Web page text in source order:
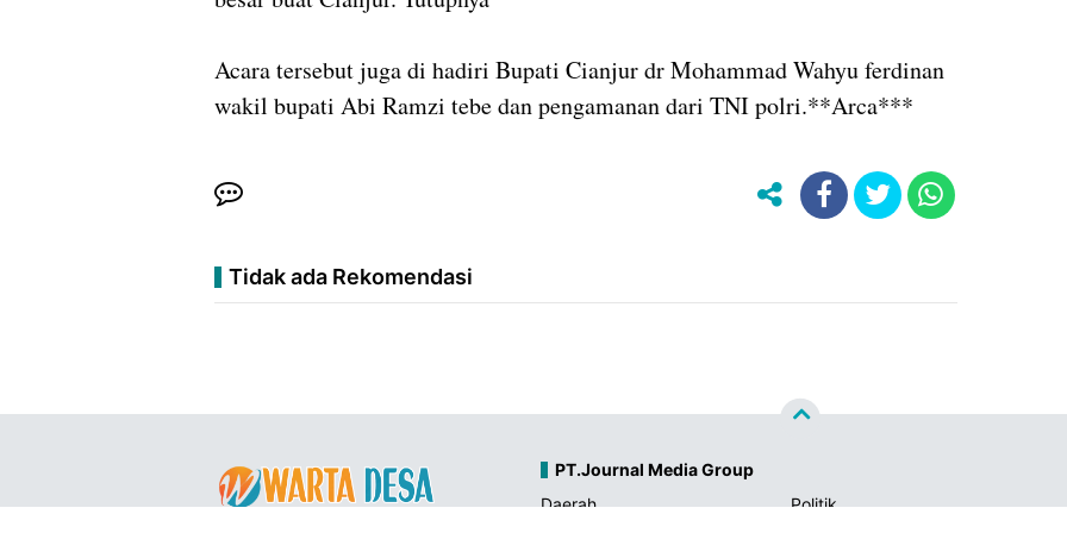
Acara tersebut juga di hadiri Bupati Cianjur dr Mohammad Wahyu ferdinan
wakil bupati Abi Ramzi tebe dan pengamanan dari TNI polri.**Arca***
Tidak ada Rekomendasi
PT.Journal Media Group
Daerah
Politik